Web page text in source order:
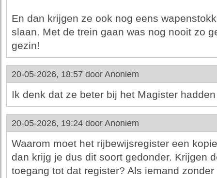
En dan krijgen ze ook nog eens
slaan. Met de trein gaan was nog nooit zo
gezin!
20-05-2026, 18:57 door Anoniem
Ik denk dat ze beter bij het Magister
20-05-2026, 19:24 door Anoniem
Waarom moet het rijbewijsregister een
dan krijg je dus dit soort gedonder. Krijgen
toegang tot dat register? Als iemand